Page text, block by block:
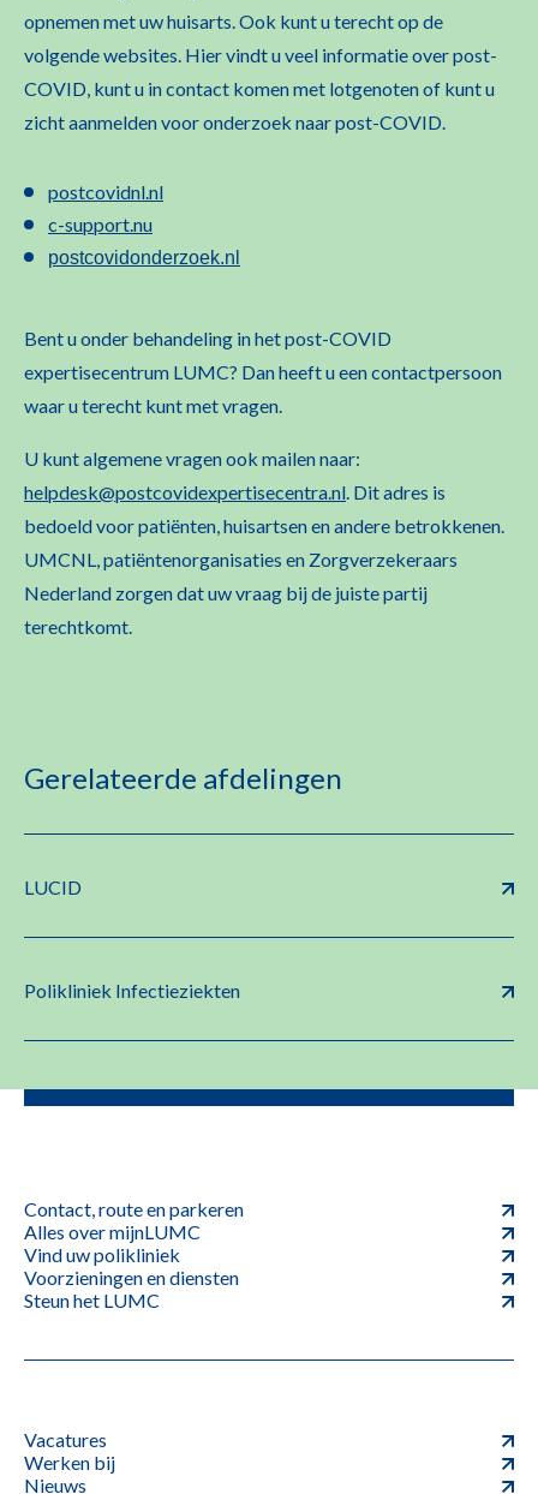
opnemen met uw huisarts. Ook kunt u terecht op de
volgende websites. Hier vindt u veel informatie over post-
COVID, kunt u in contact komen met lotgenoten of kunt u
zicht aanmelden voor onderzoek naar post-COVID.
postcovidnl.nl
c-support.nu
postcovidonderzoek.nl
Bent u onder behandeling in het post-COVID
expertisecentrum LUMC? Dan heeft u een contactpersoon
waar u terecht kunt met vragen.
U kunt algemene vragen ook mailen naar:
helpdesk@postcovidexpertisecentra.nl. Dit adres is
bedoeld voor patiënten, huisartsen en andere betrokkenen.
UMCNL, patiëntenorganisaties en Zorgverzekeraars
Nederland zorgen dat uw vraag bij de juiste partij
terechtkomt.
Gerelateerde afdelingen
LUCID
Polikliniek Infectieziekten
Contact, route en parkeren
Alles over mijnLUMC
Vind uw polikliniek
Voorzieningen en diensten
Steun het LUMC
Vacatures
Werken bij
Nieuws